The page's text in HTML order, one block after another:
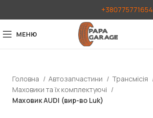
+380775771654
МЕНЮ
Головна Автозапчастини
Трансмісія
Маховики та їх комплектуючі
Маховик AUDI (вир-во Luk)